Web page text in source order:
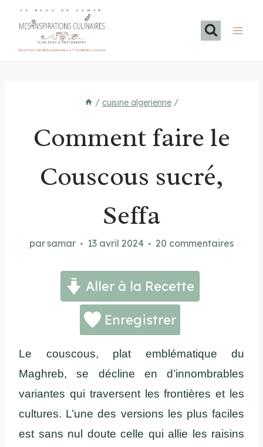
LE BLOG DE SAMAR
Recettes méditerranéennes et familiales maison
/ cuisine algerienne /
Comment faire le
Couscous sucré,
Seffa
parsamar 13 avril 2024 20 commentaires
Aller à la Recette
Enregistrer
Le couscous, plat emblématique du
Maghreb, se décline en d’innombrables
variantes qui traversent les frontières et les
cultures. L’une des versions les plus faciles
est sans nul doute celle qui allie les raisins